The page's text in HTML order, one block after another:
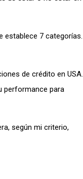
establece 7 categorías.
de crédito en USA.
performance para
según mi criterio,